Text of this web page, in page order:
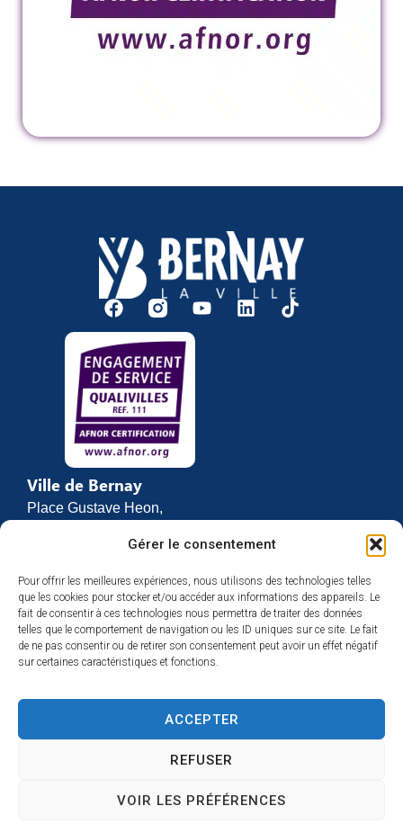
Gérer le consentement
Pour offrir les meilleures expériences, nous utilisons des technologies telles
que les cookies pour stocker et/ou accéder aux informations des appareils. Le
fait de consentir à ces technologies nous permettra de traiter des données
telles que le comportement de navigation ou les ID uniques sur ce site. Le fait
de ne pas consentir ou de retirer son consentement peut avoir un effet négatif
sur certaines caractéristiques et fonctions.
ACCEPTER
REFUSER
VOIR LES PRÉFÉRENCES
Ville de Bernay
Place Gustave Heon,
27307 BERNAY
02 32 46 63 00
Contact
Horaires d’ouverture
Du lundi au vendredi :
et de 13h30 à 17h